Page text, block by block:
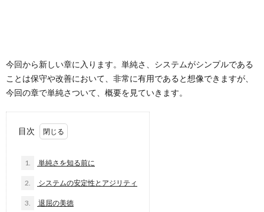
今回から新しい章に入ります。単純さ、システムがシンプルである
ことは保守や改善において、非常に有用であると想像できますが、
今回の章で単純さついて、概要を見ていきます。
目次
1. 単純さを知る前に
2. システムの安定性とアジリティ
3. 退屈の美徳